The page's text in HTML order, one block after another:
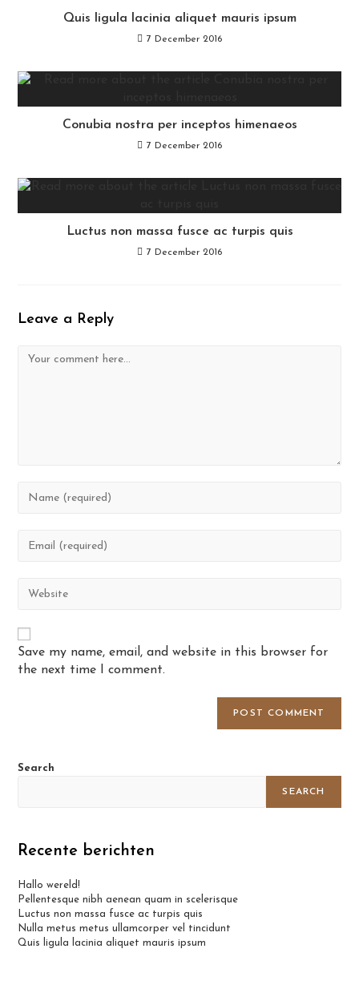
Quis ligula lacinia aliquet mauris ipsum
7 December 2016
Conubia nostra per inceptos himenaeos
7 December 2016
Luctus non massa fusce ac turpis quis
7 December 2016
Leave a Reply
Comment
your
username
your
your
URL
(optional)
Save my name, email, and website in this browser for
the next time I comment.
Search
SEARCH
Recente berichten
Hallo wereld!
Pellentesque nibh aenean quam in scelerisque
Luctus non massa fusce ac turpis quis
Nulla metus metus ullamcorper vel tincidunt
Quis ligula lacinia aliquet mauris ipsum